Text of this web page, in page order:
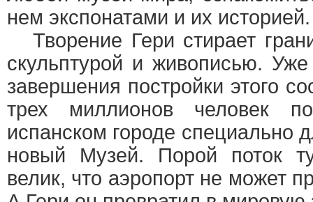
нем экспонатами и их историей.
Творение Гери стирает
скульптурой и живописью.
завершения постройки этого
трех миллионов человек
испанском городе специально
новый Музей. Порой поток
велик, что аэропорт не может